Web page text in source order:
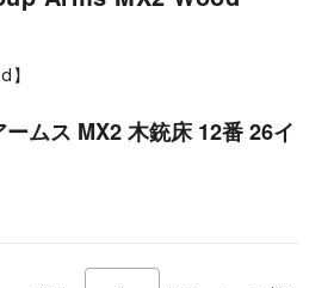
】
ムス MX2 木銃床 12番 26イ